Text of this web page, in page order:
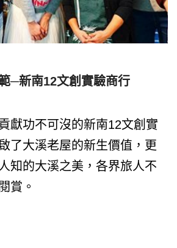
─新南12文創實驗商行
獻功不可沒的新南12文創實
了大溪老屋的新生價值，更
知的大溪之美，各界旅人不
賞。